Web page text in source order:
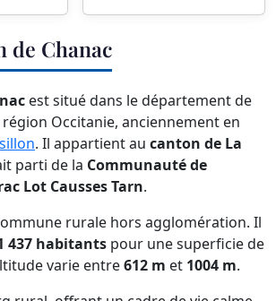
de Chanac
est situé dans le département de
région Occitanie, anciennement en
. Il appartient au canton de La
parti de la Communauté de
Lot Causses Tarn.
rurale hors agglomération. Il
437 habitants pour une superficie de
varie entre612 m et 1004 m.